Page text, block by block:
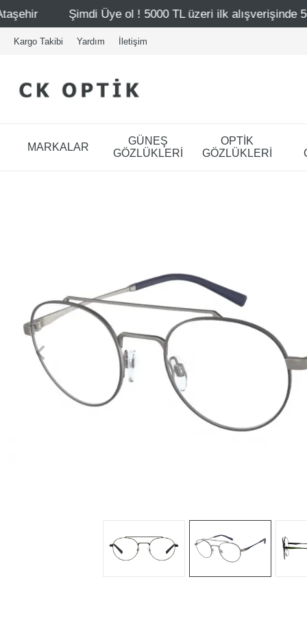
TL üzeri ilk alışverişinde 500 TL indirim
Kargo Takibi Yardım İletişim
MARKALAR
GÜNEŞ
GÖZLÜKLERİ
OPTİK
GÖZLÜKLERİ